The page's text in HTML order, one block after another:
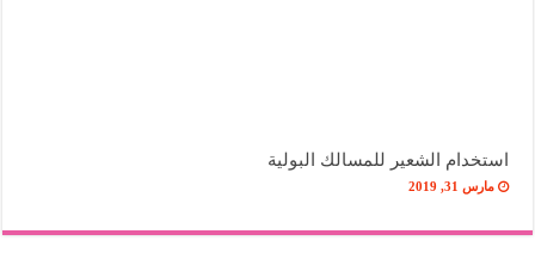
استخدام الشعير للمسالك البولية
مارس 31, 2019